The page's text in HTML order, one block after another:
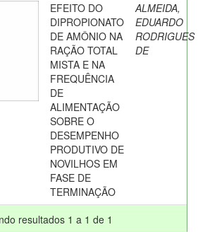
EFEITO DO
DIPROPIONATO
DE AMÔNIO NA
RAÇÃO TOTAL
MISTA E NA
FREQUÊNCIA
DE
ALIMENTAÇÃO
SOBRE O
DESEMPENHO
PRODUTIVO DE
NOVILHOS EM
FASE DE
TERMINAÇÃO
ALMEIDA,
EDUARDO
RODRIGUES
DE
resultados 1 a 1 de 1